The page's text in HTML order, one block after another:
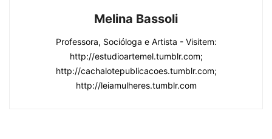
Melina Bassoli
Professora, Socióloga e Artista - Visitem:
http://estudioartemel.tumblr.com;
http://cachalotepublicacoes.tumblr.com;
http://leiamulheres.tumblr.com